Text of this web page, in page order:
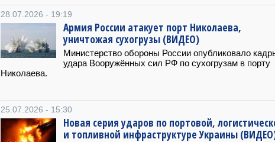
28.07.2026 - 19:19
Армия России атакует порт Николаева,
уничтожая сухогрузы (ВИДЕО)
Министерство обороны России опубликовало
удара Вооружённых сил РФ по сухогрузам в порту
Николаева.
25.07.2026 - 15:30
Новая серия ударов по портовой,
и топливной инфраструктуре Украины